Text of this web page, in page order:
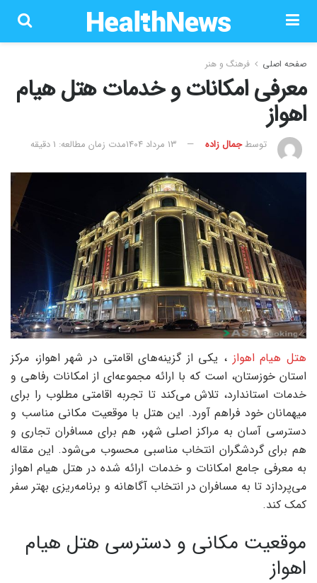
صفحه اصلی فرهنگ و هنر
معرفی امکانات و خدمات هتل هیام
اهواز
توسطجمال زاده ۱۳ مرداد ۱۴۰۴ مدت زمان مطالعه: 1 دقیقه
هتل هیام اهواز ، یکی از گزینه‌های اقامتی در شهر اهواز، مرکز
استان خوزستان، است که با ارائه مجموعه‌ای از امکانات رفاهی و
خدمات استاندارد، تلاش می‌کند تا تجربه اقامتی مطلوب را برای
میهمانان خود فراهم آورد. این هتل با موقعیت مکانی مناسب و
دسترسی آسان به مراکز اصلی شهر، هم برای مسافران تجاری و
هم برای گردشگران انتخاب مناسبی محسوب می‌شود. این مقاله
به معرفی جامع امکانات و خدمات ارائه شده در هتل هیام اهواز
می‌پردازد تا به مسافران در انتخاب آگاهانه و برنامه‌ریزی بهتر سفر
کمک کند.
موقعیت مکانی و دسترسی هتل هیام
اهواز